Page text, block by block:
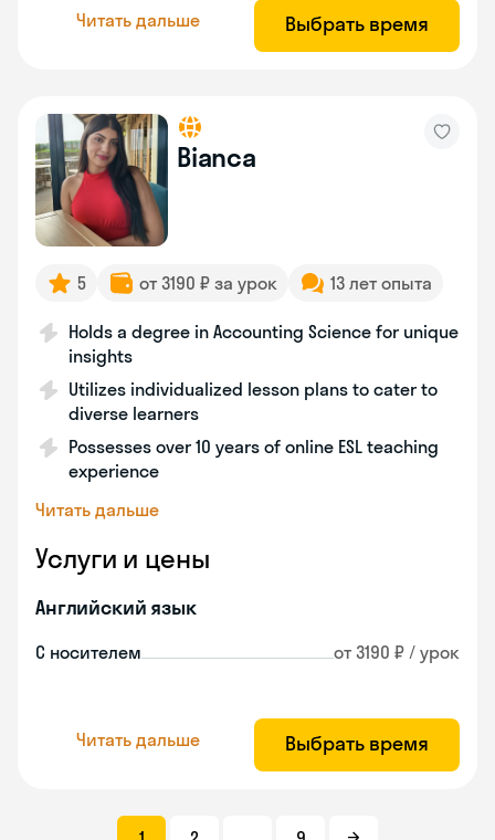
Читать дальше Выбрать время
Bianca
5 от 3190 ₽ за урок 13 лет опыта
Holds a degree in Accounting Science for unique
insights
Utilizes individualized lesson plans to cater to
diverse learners
Possesses over 10 years of online ESL teaching
experience
Читать дальше
Услуги и цены
Английский язык
С носителем от 3190 ₽ / урок
Читать дальше Выбрать время